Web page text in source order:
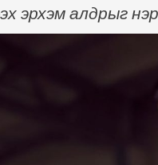
эрхэм алдрыг
байдаг.
зантай гээд …